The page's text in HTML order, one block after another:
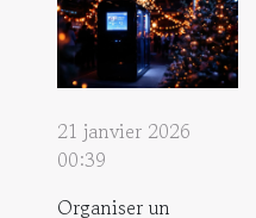
21 janvier 2026
00:39
Organiser un